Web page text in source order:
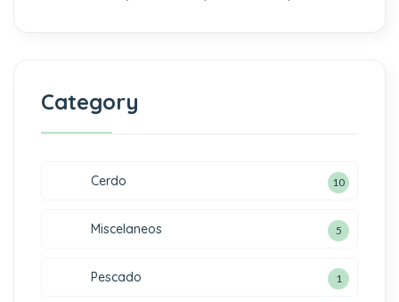
Category
Cerdo 10
Miscelaneos 5
Pescado 1